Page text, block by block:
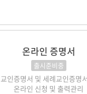
온라인 증명서
출시준비중
교인증명서 및 세례교인증명
온라인 신청 및 출력관리